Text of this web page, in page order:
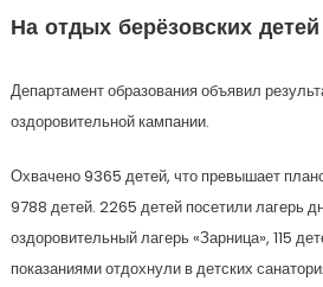
На отдых берёзовских
Департамент образования объявил
оздоровительной кампании.
Охвачено 9365 детей, что превышает
9788 детей. 2265 детей посетили лагерь
оздоровительный лагерь «Зарница», 115
показаниями отдохнули в детских